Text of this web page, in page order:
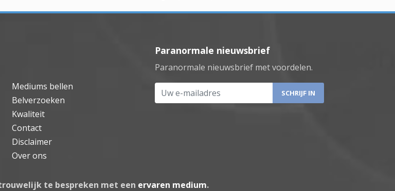
Mediums bellen
Belverzoeken
Kwaliteit
Contact
Disclaimer
Over ons
Paranormale nieuwsbrief
Paranormale nieuwsbrief met voordelen.
Uw e-mailadres
te bespreken met een ervaren medium.